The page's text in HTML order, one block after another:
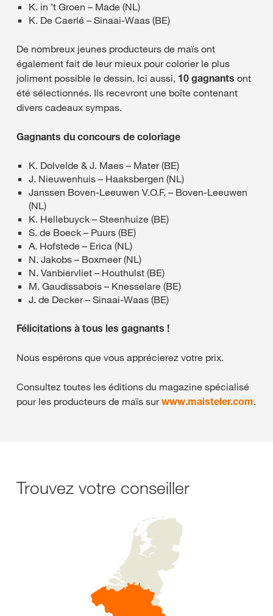
K. in ’t Groen – Made (NL)
K. De Caerlé – Sinaai-Waas (BE)
De nombreux jeunes producteurs de maïs ont
également fait de leur mieux pour colorier le plus
joliment possible le dessin. Ici aussi, 10 gagnants ont
été sélectionnés. Ils recevront une boîte contenant
divers cadeaux sympas.
Gagnants du concours de coloriage
K. Dolvelde & J. Maes – Mater (BE)
J. Nieuwenhuis – Haaksbergen (NL)
Janssen Boven-Leeuwen V.O.F. – Boven-Leeuwen
(NL)
K. Hellebuyck – Steenhuize (BE)
S. de Boeck – Puurs (BE)
A. Hofstede – Erica (NL)
N. Jakobs – Boxmeer (NL)
N. Vanbiervliet – Houthulst (BE)
M. Gaudissabois – Knesselare (BE)
J. de Decker – Sinaai-Waas (BE)
Félicitations à tous les gagnants !
Nous espérons que vous apprécierez votre prix.
Consultez toutes les éditions du magazine spécialisé
pour les producteurs de maïs surwww.maisteler.com.
Trouvez votre conseiller